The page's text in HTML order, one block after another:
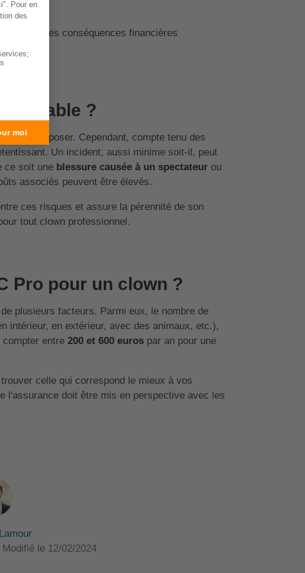
contre les conséquences financières
?
peut se poser. Cependant, compte tenu des
Un incident, aussi minime soit-il, peut
ce soit une blessure causée à un spectateur ou
associés peuvent être élevés.
ces risques et assure la pérennité de son
tout clown professionnel.
Pro pour un clown ?
plusieurs facteurs. Parmi eux, le nombre de
intérieur, en extérieur, avec des animaux, etc.),
entre 200 et 600 eurospar an pour une
celle qui correspond le mieux à vos
l'assurance doit être mis en perspective avec les
le 12/02/2024